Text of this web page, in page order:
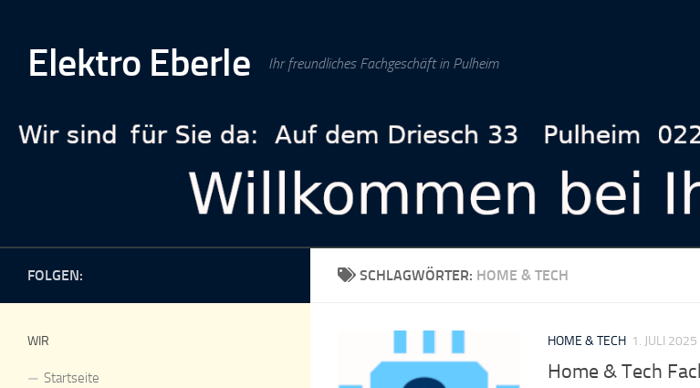
Elektro Eberle Ihr freundliches Fachgeschäft in Pulheim
SCHLAGWÖRTER: HOME & TECH
HOME & TECH 1. JULI 2025
Home & Tech
FOLGEN:
WIR
Startseite